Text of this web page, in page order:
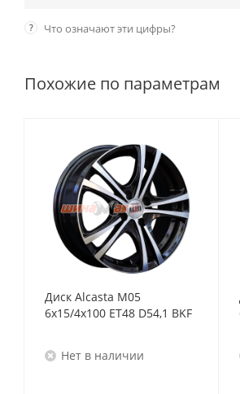
? Что означают эти цифры?
Похожие по параметрам
Диск Alcasta M05
6x15/4x100 ET48 D54,1 BKF
Нет в наличии